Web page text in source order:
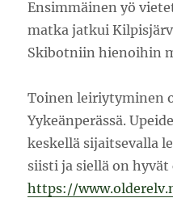
Ensimmäinen yö
matka jatkui
Skibotniin hienoihin
Toinen leiriytyminen
Yykeänperässä.
keskellä sijaitsevalla
siisti ja siellä on
https://